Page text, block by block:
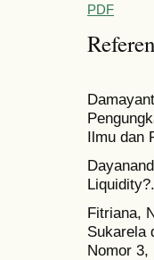
PDF
Ilmu dan
Fitriana,
Sukarela
Nomor 3,